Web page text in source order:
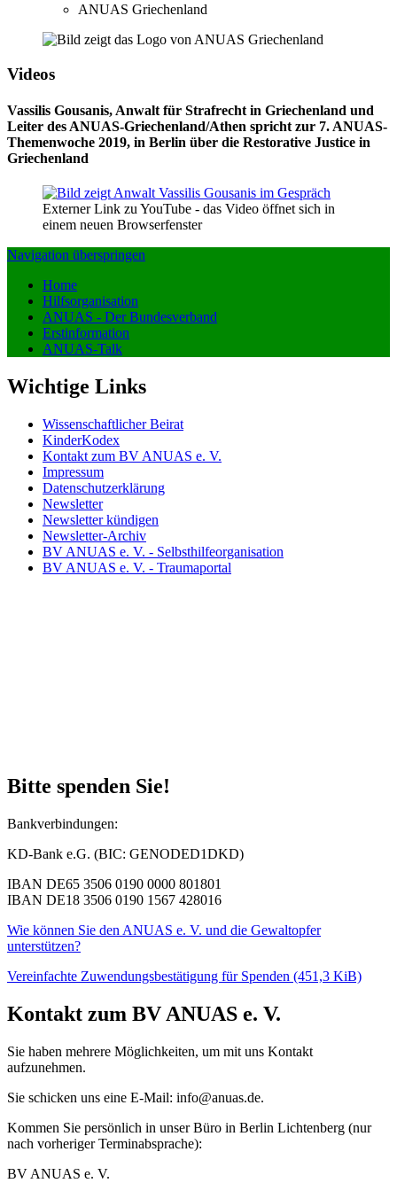
ANUAS Griechenland
Videos
Vassilis Gousanis, Anwalt für Strafrecht in Griechenland und
Leiter des ANUAS-Griechenland/Athen spricht zur 7. ANUAS-
Themenwoche 2019, in Berlin über die Restorative Justice in
Griechenland
Externer Link zu YouTube - das Video öffnet sich in
einem neuen Browserfenster
Navigation überspringen
Home
Hilfsorganisation
ANUAS - Der Bundesverband
Erstinformation
ANUAS-Talk
Wichtige Links
Wissenschaftlicher Beirat
KinderKodex
Kontakt zum BV ANUAS e. V.
Impressum
Datenschutzerklärung
Newsletter
Newsletter kündigen
Newsletter-Archiv
BV ANUAS e. V. - Selbsthilfeorganisation
BV ANUAS e. V. - Traumaportal
Bitte spenden Sie!
Bankverbindungen:
KD-Bank e.G. (BIC: GENODED1DKD)
IBAN DE65 3506 0190 0000 801801
IBAN DE18 3506 0190 1567 428016
Wie können Sie den ANUAS e. V. und die Gewaltopfer
unterstützen?
Vereinfachte Zuwendungsbestätigung für Spenden (451,3 KiB)
Kontakt zum BV ANUAS e. V.
Sie haben mehrere Möglichkeiten, um mit uns Kontakt
aufzunehmen.
Sie schicken uns eine E-Mail: info@anuas.de.
Kommen Sie persönlich in unser Büro in Berlin Lichtenberg (nur
nach vorheriger Terminabsprache):
BV ANUAS e. V.